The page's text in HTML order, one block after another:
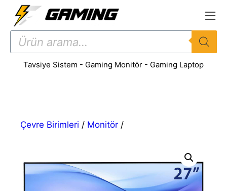
İçeriğe
Products
search
Tavsiye Sistem - Gaming Monitör - Gaming Laptop
Çevre Birimleri / Monitör /